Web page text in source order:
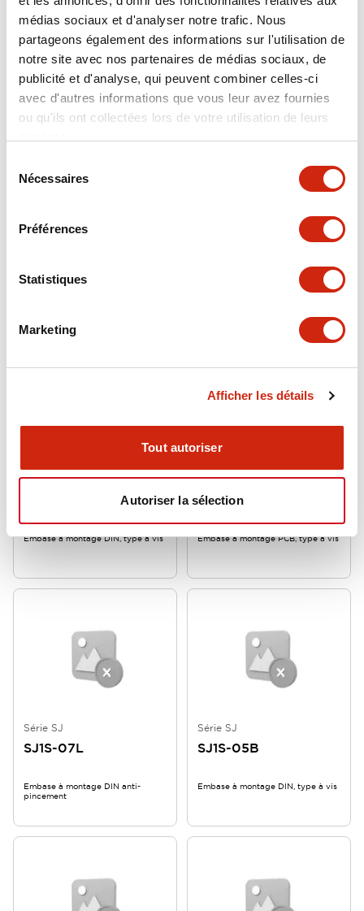
médias sociaux et d'analyser notre trafic. Nous
partageons également des informations sur l'utilisation de
notre site avec nos partenaires de médias sociaux, de
publicité et d'analyse, qui peuvent combiner celles-ci
avec d'autres informations que vous leur avez fournies
ou qu'ils ont collectées lors de votre utilisation de leurs
Nécessaires
Préférences
Statistiques
Marketing
Afficher les détails
Tout autoriser
Autoriser la sélection
SJ2S-07LW
Connecteur DIN anti-pincement
pour RJ2
SJ2S-05BW
connecteur DIN pour RJ2
Série SJ
Embase à montage DIN anti-
Série SJ
Embase à montage DIN, type à vis
Série SJ
SJ1S-61
Embase à montage PCB, type à vis
Série SJ
SJ1S-07L
Embase à montage DIN anti-
pincement
Série SJ
SJ1S-05B
Embase à montage DIN, type à vis